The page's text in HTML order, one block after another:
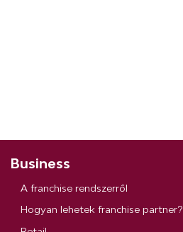
Business
A franchise rendszerről
Hogyan lehetek franchise partner?